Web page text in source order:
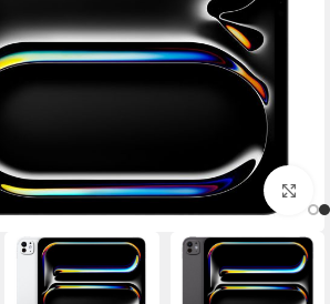
برای بزرگنمایی کلیک کنید